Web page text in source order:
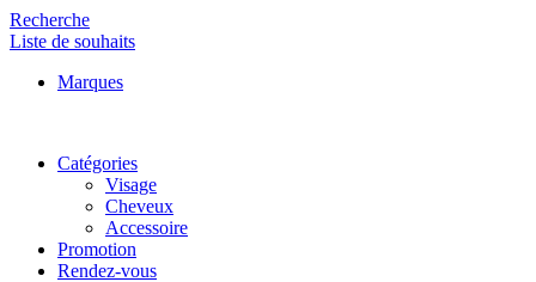
Recherche
Liste de souhaits
Marques
Catégories
Visage
Cheveux
Accessoire
Promotion
Rendez-vous